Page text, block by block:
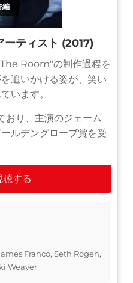
編
ーティスト (2017)
Room"の制作過程を
追いかける姿が、笑い
います。
おり、主演のジェーム
ルデングローブ賞を受
聴する
Franco, Seth Rogen,
Weaver